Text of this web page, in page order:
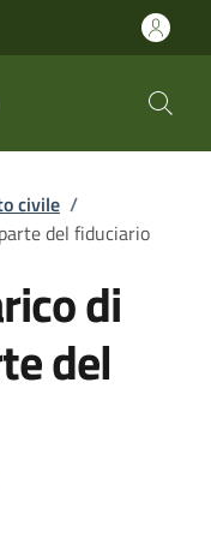
civile /
del fiduciario
di
del